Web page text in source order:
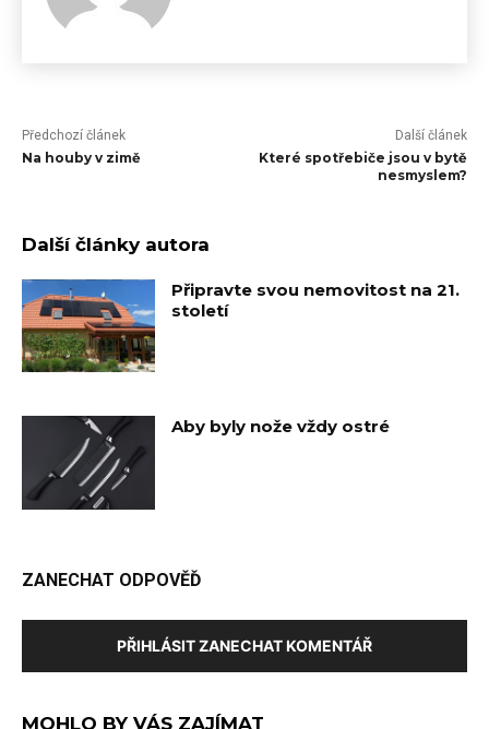
Předchozí článek
Na houby v zimě
Další článek
Které spotřebiče jsou v bytě
nesmyslem?
Další články autora
Připravte svou nemovitost na 21.
století
Aby byly nože vždy ostré
ZANECHAT ODPOVĚĎ
PŘIHLÁSIT ZANECHAT KOMENTÁŘ
MOHLO BY VÁS ZAJÍMAT